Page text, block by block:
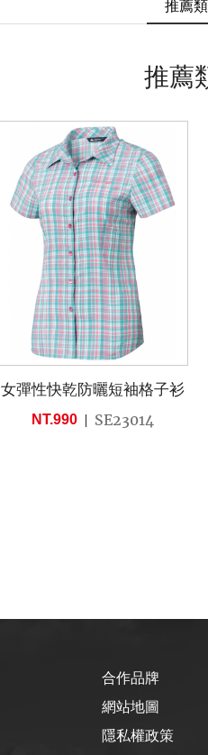
推薦
推薦
女彈性快乾防曬短袖格子衫
NT.990 SE23014
合作品牌
網站地圖
隱私權政策